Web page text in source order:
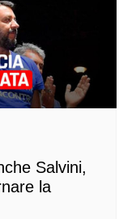
Salvini,
la